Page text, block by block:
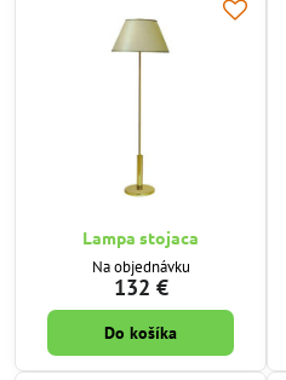
Lampa stojaca
Na objednávku
132 €
Do košíka